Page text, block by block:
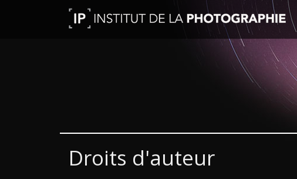
Droits d'auteur